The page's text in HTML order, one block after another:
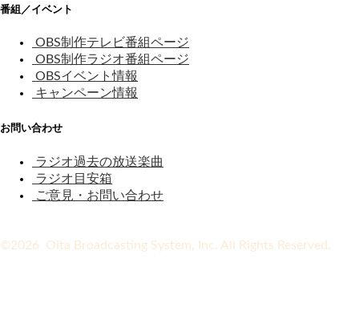
番組／イベント
OBS制作テレビ番組ページ
OBS制作ラジオ番組ページ
OBSイベント情報
キャンペーン情報
お問い合わせ
ラジオ過去の放送楽曲
ラジオ目安箱
ご意見・お問い合わせ
©2026 Oita Broadcasting System, Inc. All Rights Reserved.